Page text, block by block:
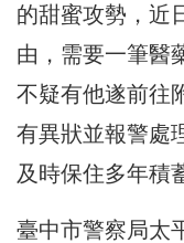
的甜蜜攻勢， 近
由，需要一筆醫
不疑有他遂前往
有異狀並報警處
及時保住多年積
臺中市警察局太